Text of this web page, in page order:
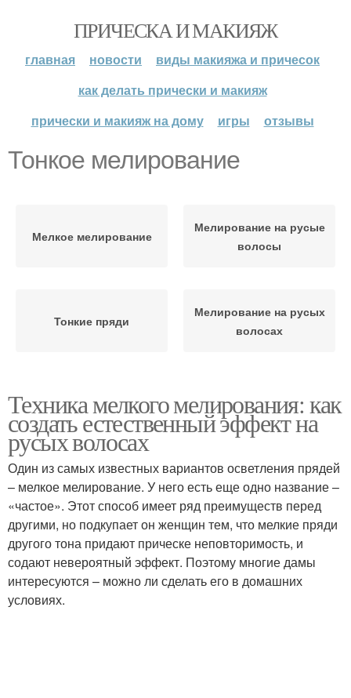
ПРИЧЕСКА И МАКИЯЖ
главная новости
виды макияжа и причесок
как делать прически и макияж
прически и макияж на дому
игры отзывы
Тонкое мелирование
Мелкое мелирование
Мелирование на русые
волосы
Тонкие пряди
Мелирование на русых
волосах
Техника мелкого мелирования: как
создать естественный эффект на
русых волосах
Один из самых известных вариантов осветления прядей
– мелкое мелирование. У него есть еще одно название –
«частое». Этот способ имеет ряд преимуществ перед
другими, но подкупает он женщин тем, что мелкие пряди
другого тона придают прическе неповторимость, и
содают невероятный эффект. Поэтому многие дамы
интересуются – можно ли сделать его в домашних
условиях.